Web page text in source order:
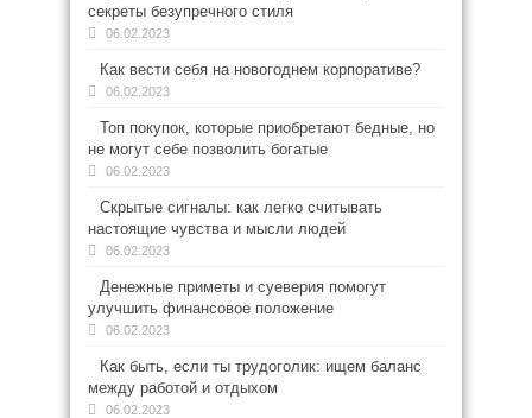
секреты безупречного стиля
06.02.2023
Как вести себя на новогоднем корпоративе?
06.02.2023
Топ покупок, которые приобретают бедные, но
не могут себе позволить богатые
06.02.2023
Скрытые сигналы: как легко считывать
настоящие чувства и мысли людей
06.02.2023
Денежные приметы и суеверия помогут
улучшить финансовое положение
06.02.2023
Как быть, если ты трудоголик: ищем баланс
между работой и отдыхом
06.02.2023